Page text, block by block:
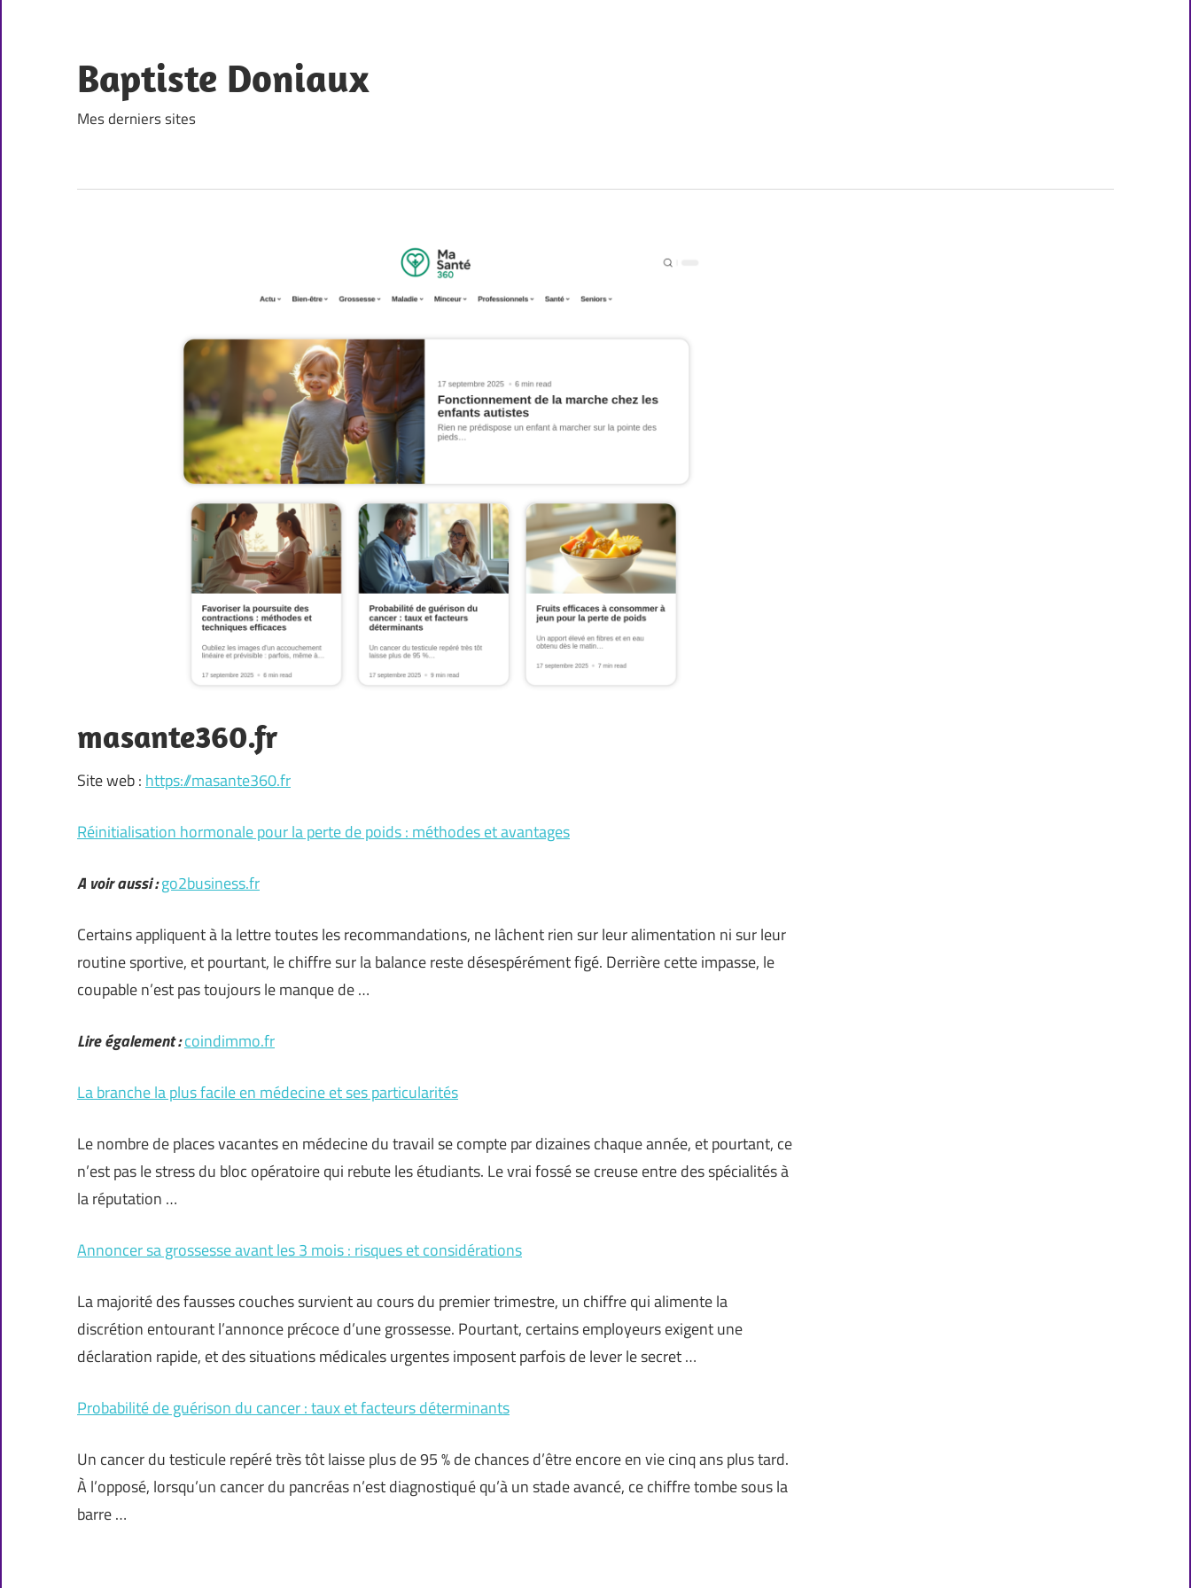
content
Baptiste Doniaux
Mes derniers sites
masante360.fr
Site web : https://masante360.fr
Réinitialisation hormonale pour la perte de poids : méthodes et avantages
A voir aussi :go2business.fr
Certains appliquent à la lettre toutes les recommandations, ne lâchent rien sur leur alimentation ni sur leur
routine sportive, et pourtant, le chiffre sur la balance reste désespérément figé. Derrière cette impasse, le
coupable n’est pas toujours le manque de …
Lire également :coindimmo.fr
La branche la plus facile en médecine et ses particularités
Le nombre de places vacantes en médecine du travail se compte par dizaines chaque année, et pourtant, ce
n’est pas le stress du bloc opératoire qui rebute les étudiants. Le vrai fossé se creuse entre des spécialités à
la réputation …
Annoncer sa grossesse avant les 3 mois : risques et considérations
La majorité des fausses couches survient au cours du premier trimestre, un chiffre qui alimente la
discrétion entourant l’annonce précoce d’une grossesse. Pourtant, certains employeurs exigent une
déclaration rapide, et des situations médicales urgentes imposent parfois de lever le secret …
Probabilité de guérison du cancer : taux et facteurs déterminants
Un cancer du testicule repéré très tôt laisse plus de 95 % de chances d’être encore en vie cinq ans plus tard.
À l’opposé, lorsqu’un cancer du pancréas n’est diagnostiqué qu’à un stade avancé, ce chiffre tombe sous la
barre …